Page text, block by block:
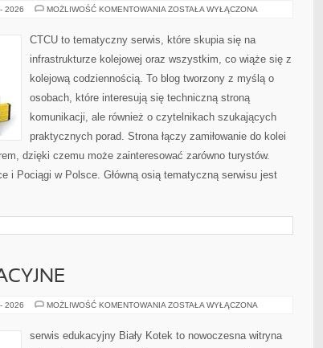
2026 MOŻLIWOŚĆ KOMENTOWANIA CIEKAWOSTKI
ZOSTAŁA WYŁĄCZONA
CTCU to tematyczny serwis, które skupia się na
infrastrukturze kolejowej oraz wszystkim, co wiąże się z
kolejową codziennością. To blog tworzony z myślą o
osobach, które interesują się techniczną stroną
komunikacji, ale również o czytelnikach szukających
praktycznych porad. Strona łączy zamiłowanie do kolei
dzięki czemu może zainteresować zarówno turystów.
i Pociągi w Polsce. Główną osią tematyczną serwisu jest
2026 MOŻLIWOŚĆ KOMENTOWANIA NOWINKI
ZOSTAŁA WYŁĄCZONA
serwis edukacyjny Biały Kotek to nowoczesna witryna